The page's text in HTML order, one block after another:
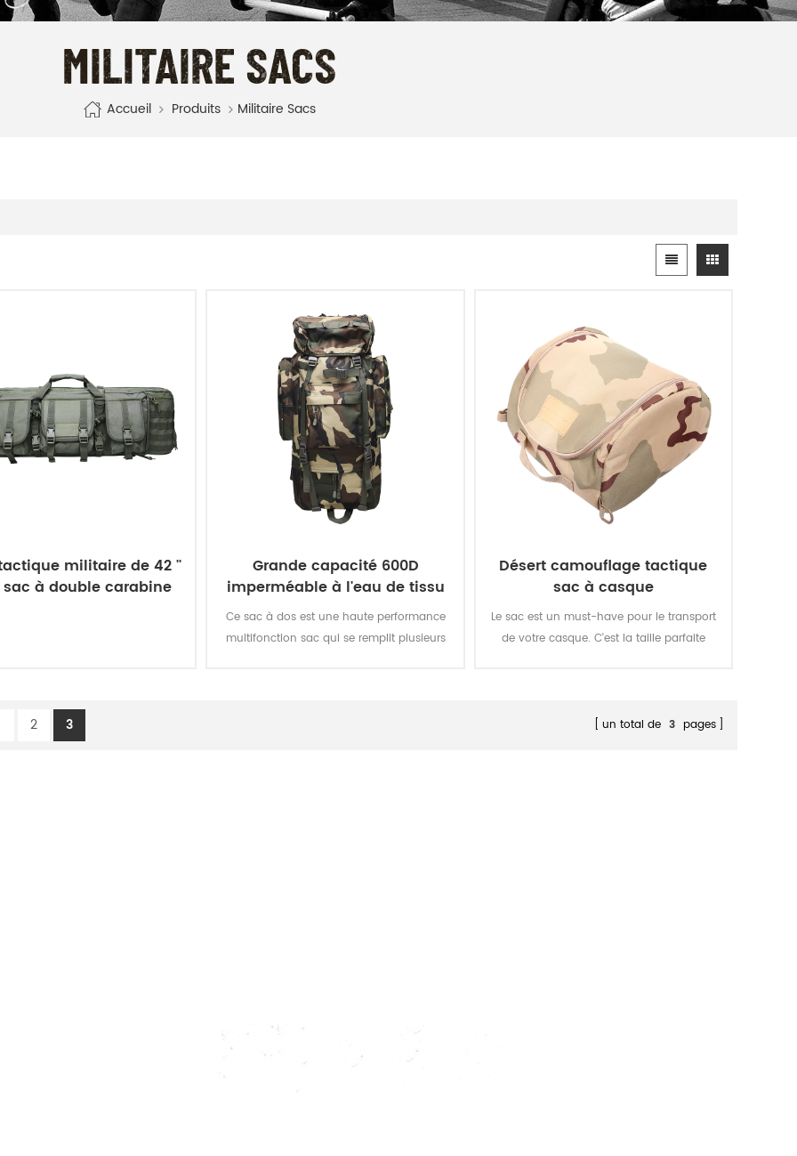
MILITAIRE SACS
Accueil Produits Militaire Sacs
militaire de 42 ''
à double carabine
Grande capacité 600D
imperméable à l'eau de tissu
d'oxford de militaire tactique
sac à dos pour la chasse, le
camping
Ce sac à dos est une haute performance
multifonction sac qui se remplit plusieurs
Désert camouflage tactique
sac à casque
Le sac est un must-have pour le transport
de votre casque. C'est la taille parfaite
transporter casque sac.
2 3 un total de 3 pages